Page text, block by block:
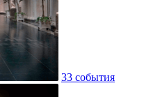
33 события